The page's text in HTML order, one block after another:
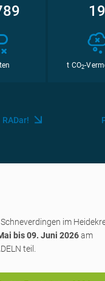
19
t CO2-
RADar!
im
bis 09. Juni 2026am
teil.